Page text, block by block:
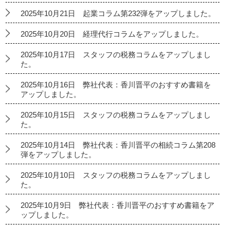
2025年10月21日 起業コラム第232弾をアップしました。
2025年10月20日 経理代行コラムをアップしました。
2025年10月17日 スタッフの税務コラムをアップしまし
た。
2025年10月16日 弊社代表：香川晋平のおすすめ書籍を
アップしました。
2025年10月15日 スタッフの税務コラムをアップしまし
た。
2025年10月14日 弊社代表：香川晋平の相続コラム第208
弾をアップしました。
2025年10月10日 スタッフの税務コラムをアップしまし
た。
2025年10月9日 弊社代表：香川晋平のおすすめ書籍をア
ップしました。